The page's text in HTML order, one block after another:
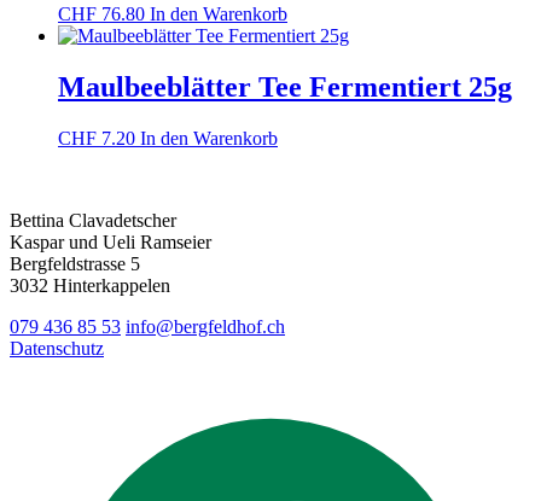
CHF 76.80 In den Warenkorb
Maulbeeblätter Tee Fermentiert 25g
CHF 7.20 In den Warenkorb
Bettina Clavadetscher
Kaspar und Ueli Ramseier
Bergfeldstrasse 5
3032 Hinterkappelen
079 436 85 53 info@bergfeldhof.ch
Datenschutz